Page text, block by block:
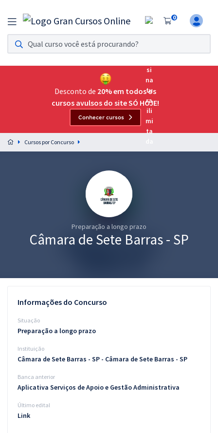
0
Assinatura Ilimitada 11
Acesso a todos os cursos. Teste grátis por 7 dias!
Assinatura OAB Até Passar
Acesso ilimitado a toda preparação para o Exame da
Preparação completa e intensiva para as principais
residências em saúde do Brasil
Graduação
Questões grátis
Blog
Aprovados
Atendimento
Desconto de 20% em todos os
cursos avulsos do site SÓ HOJE!
Conhecer cursos
Cursos por Concurso
Preparação a longo prazo
Câmara de Sete Barras - SP
Informações do Concurso
Situação
Preparação a longo prazo
Instituição
Câmara de Sete Barras - SP - Câmara de Sete Barras - SP
Banca anterior
Aplicativa Serviços de Apoio e Gestão Administrativa
Último edital
Link